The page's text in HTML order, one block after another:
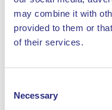
may combine it with
provided to them or
of their services.
Selection
Necessary